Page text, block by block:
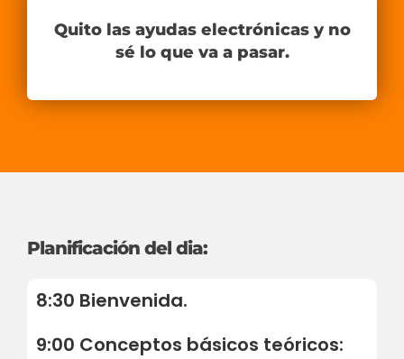
Quito las ayudas electrónicas y no
sé lo que va a pasar.
Planificación del dia:
8:30 Bienvenida.
9:00 Conceptos básicos teóricos: